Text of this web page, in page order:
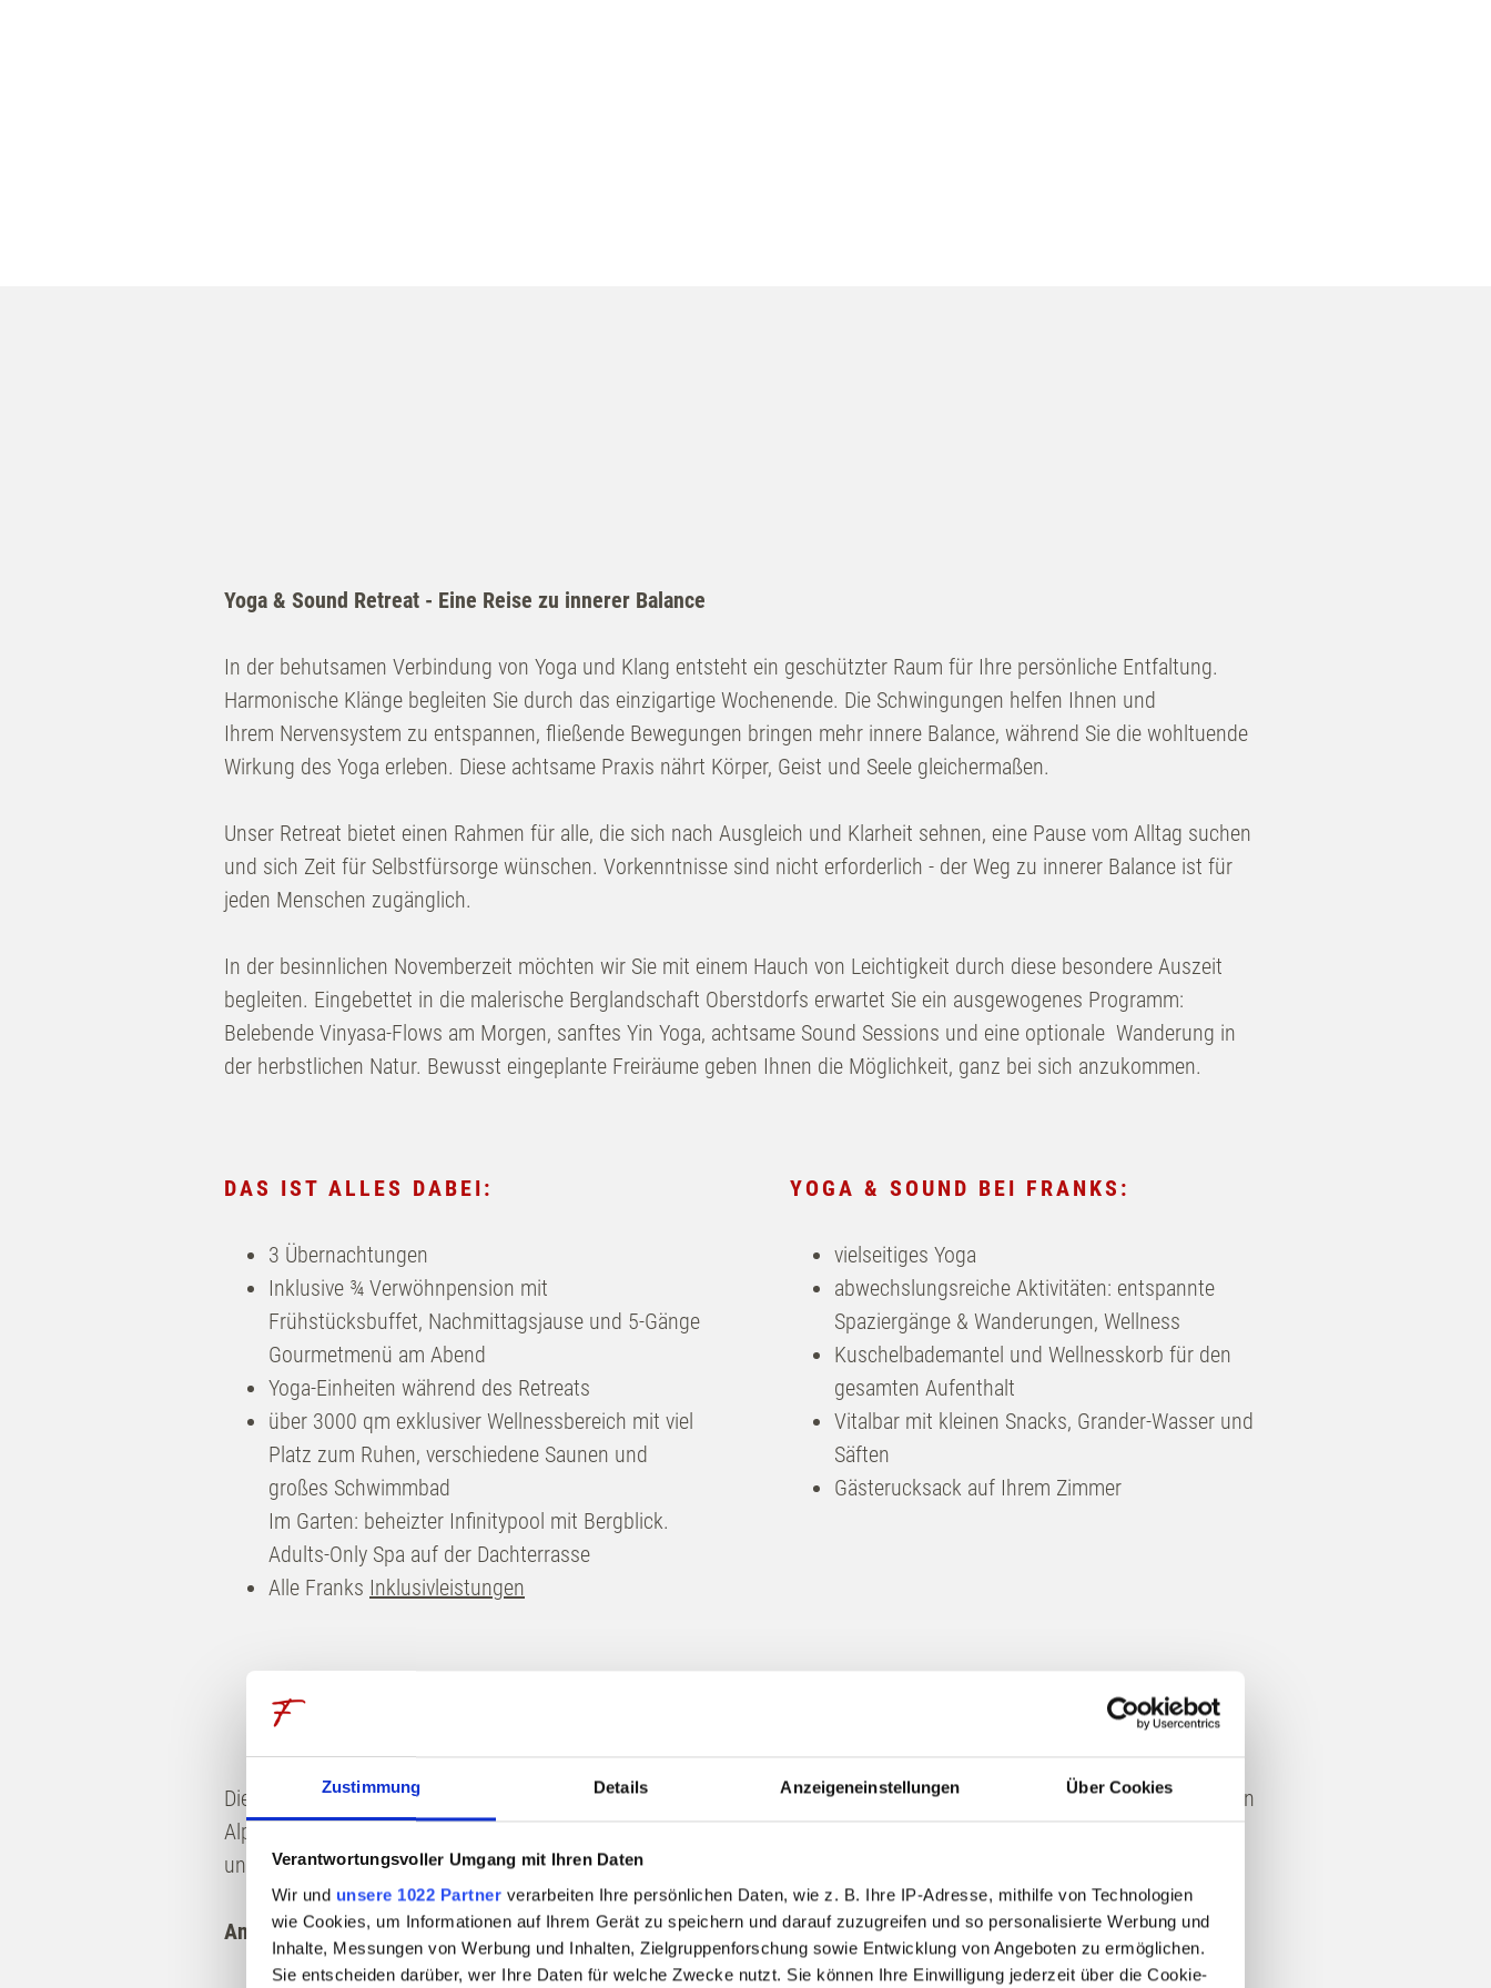
Zustimmung Details Anzeigeneinstellungen Über Cookies
Verantwortungsvoller Umgang mit Ihren Daten
Wir und unsere 1022 Partner verarbeiten Ihre persönlichen Daten, wie z. B. Ihre IP-Adresse, mithilfe von Technologien
wie Cookies, um Informationen auf Ihrem Gerät zu speichern und darauf zuzugreifen und so personalisierte Werbung und
Inhalte, Messungen von Werbung und Inhalten, Zielgruppenforschung sowie Entwicklung von Angeboten zu ermöglichen.
Sie entscheiden darüber, wer Ihre Daten für welche Zwecke nutzt. Sie können Ihre Einwilligung jederzeit über die Cookie-
Zimmer & Suiten
Angebote
Erlebnisboxen
Retreats
Anwendungen
DaySpa
Exklusive Spa-Momente
Longevity
Aktiv sein
Urlaub mit Hund
Genuss
Küche
Specials
Küchenparty
Service
Gutschein
Broschüren
WELLNESSANWENDUNG
HERBSTZEIT
Eine Woche Allgäu - so wie sie sein soll.
7 Nächte bleiben – nur 6 bezahlen.
Wenn die Woche rast, hier hält sie an.
Yoga & Sound Retreat - Eine Reise zu innerer Balance
In der behutsamen Verbindung von Yoga und Klang entsteht ein geschützter Raum für Ihre persönliche Entfaltung.
Harmonische Klänge begleiten Sie durch das einzigartige Wochenende. Die Schwingungen helfen Ihnen und
Ihrem Nervensystem zu entspannen, fließende Bewegungen bringen mehr innere Balance, während Sie die wohltuende
Wirkung des Yoga erleben. Diese achtsame Praxis nährt Körper, Geist und Seele gleichermaßen.
Unser Retreat bietet einen Rahmen für alle, die sich nach Ausgleich und Klarheit sehnen, eine Pause vom Alltag suchen
und sich Zeit für Selbstfürsorge wünschen. Vorkenntnisse sind nicht erforderlich - der Weg zu innerer Balance ist für
jeden Menschen zugänglich.
In der besinnlichen Novemberzeit möchten wir Sie mit einem Hauch von Leichtigkeit durch diese besondere Auszeit
begleiten. Eingebettet in die malerische Berglandschaft Oberstdorfs erwartet Sie ein ausgewogenes Programm:
Belebende Vinyasa-Flows am Morgen, sanftes Yin Yoga, achtsame Sound Sessions und eine optionale Wanderung in
der herbstlichen Natur. Bewusst eingeplante Freiräume geben Ihnen die Möglichkeit, ganz bei sich anzukommen.
DAS IST ALLES DABEI:
3 Übernachtungen
Inklusive ¾ Verwöhnpension mit
Frühstücksbuffet, Nachmittagsjause und 5-Gänge
Gourmetmenü am Abend
Yoga-Einheiten während des Retreats
über 3000 qm exklusiver Wellnessbereich mit viel
Platz zum Ruhen, verschiedene Saunen und
großes Schwimmbad
Im Garten: beheizter Infinitypool mit Bergblick.
Adults-Only Spa auf der Dachterrasse
Alle Franks Inklusivleistungen
YOGA & SOUND BEI FRANKS:
vielseitiges Yoga
abwechslungsreiche Aktivitäten: entspannte
Spaziergänge & Wanderungen, Wellness
Kuschelbademantel und Wellnesskorb für den
gesamten Aufenthalt
Vitalbar mit kleinen Snacks, Grander-Wasser und
Säften
Gästerucksack auf Ihrem Zimmer
Die Zeit zwischen den Einheiten lädt zum Verweilen im Wellnessbereich ein oder zum stillen Genießen des einzigartigen
Alpenpanoramas. Gönnen Sie sich diese achtsame Auszeit - als Geschenk an sich selbst, als Moment der Dankbarkeit
und als Inspiration für Ihren weiteren Weg.
Ankommen. Zur Ruhe finden. Neue Kraft schöpfen.